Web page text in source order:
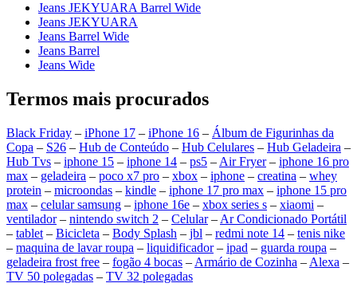
Jeans JEKYUARA Barrel Wide
Jeans JEKYUARA
Jeans Barrel Wide
Jeans Barrel
Jeans Wide
Termos mais procurados
Black Friday – iPhone 17 – iPhone 16 – Álbum de Figurinhas da
Copa – S26 – Hub de Conteúdo – Hub Celulares – Hub Geladeira –
Hub Tvs – iphone 15 – iphone 14 – ps5 – Air Fryer– iphone 16 pro
max – geladeira – poco x7 pro – xbox – iphone – creatina – whey
protein – microondas – kindle – iphone 17 pro max – iphone 15 pro
max – celular samsung – iphone 16e – xbox series s – xiaomi –
ventilador– nintendo switch 2 – Celular– Ar Condicionado Portátil
– tablet – Bicicleta – Body Splash – jbl – redmi note 14 – tenis nike
– maquina de lavar roupa – liquidificador– ipad – guarda roupa –
geladeira frost free – fogão 4 bocas – Armário de Cozinha – Alexa –
TV 50 polegadas – TV 32 polegadas